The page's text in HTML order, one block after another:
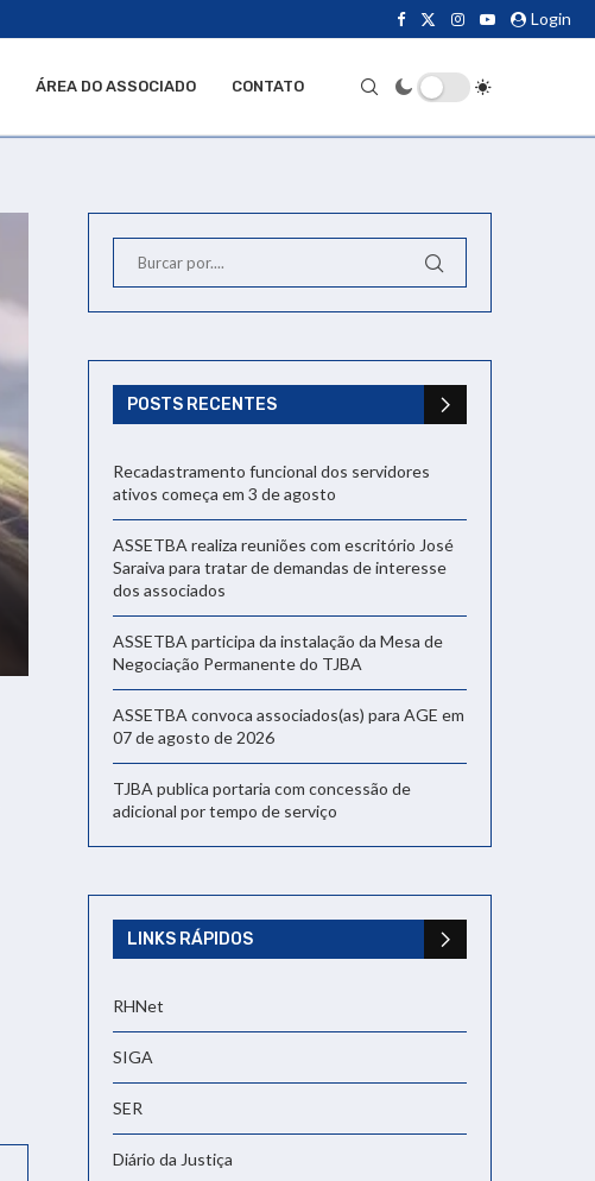
Login
ÁREA DO ASSOCIADO CONTATO
POSTS RECENTES
Recadastramento funcional dos servidores
ativos começa em 3 de agosto
ASSETBA realiza reuniões com escritório José
Saraiva para tratar de demandas de interesse
dos associados
ASSETBA participa da instalação da Mesa de
Negociação Permanente do TJBA
ASSETBA convoca associados(as) para AGE em
07 de agosto de 2026
TJBA publica portaria com concessão de
adicional por tempo de serviço
LINKS RÁPIDOS
RHNet
SIGA
SER
Diário da Justiça